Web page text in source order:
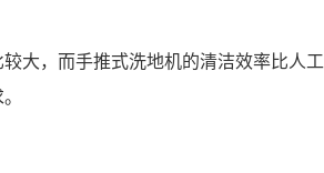
大，而手推式洗地机的清洁效率比人